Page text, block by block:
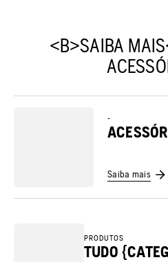
<B>SAIBA
-
Saiba mais
PRODUTOS
TUDO